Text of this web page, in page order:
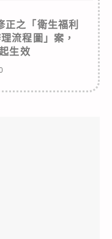
正之「衛生福利
流程圖」案，
生效